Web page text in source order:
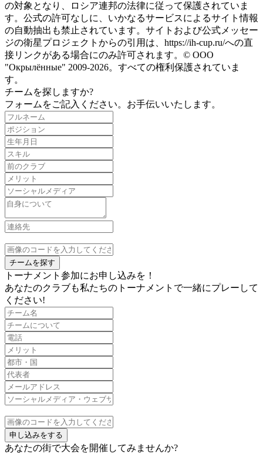
の対象となり、ロシア連邦の法律に従って保護されていま
す。公式の許可なしに、いかなるサービスによるサイト情報
の自動抽出も禁止されています。サイトおよび公式メッセー
ジの衛星プロジェクトからの引用は、https://ih-cup.ru/への直
接リンクがある場合にのみ許可されます。© ООО
"Окрылённые" 2009-2026。すべての権利保護されていま
す。
チームを探しますか?
フォームをご記入ください。お手伝いいたします。
チームを探す
トーナメント参加にお申し込みを！
あなたのクラブも私たちのトーナメントで一緒にプレーして
ください!
申し込みをする
あなたの街で大会を開催してみませんか?